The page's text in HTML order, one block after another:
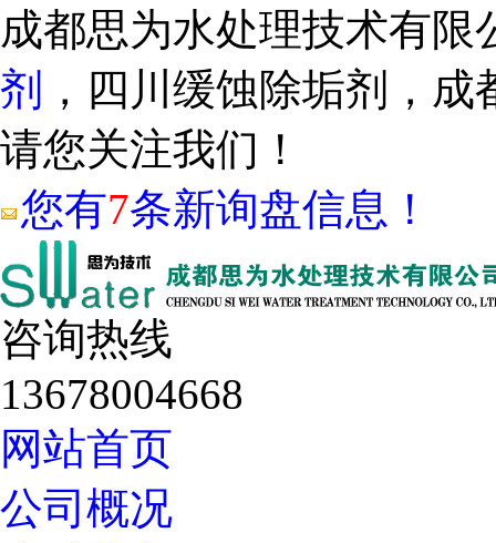
成都思为水处理技术有限
剂
，四川缓蚀除垢剂，
请您关注我们！
您有7条新询盘信息！
咨询热线
13678004668
网站首页
公司概况